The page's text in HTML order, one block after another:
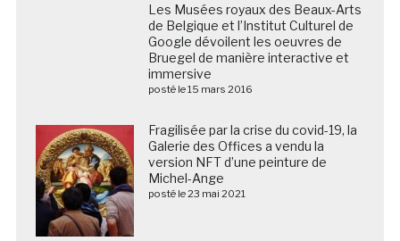
Les Musées royaux des Beaux-Arts
de Belgique et l’Institut Culturel de
Google dévoilent les oeuvres de
Bruegel de manière interactive et
immersive
posté le 15 mars 2016
Fragilisée par la crise du covid-19, la
Galerie des Offices a vendu la
version NFT d’une peinture de
Michel-Ange
posté le 23 mai 2021